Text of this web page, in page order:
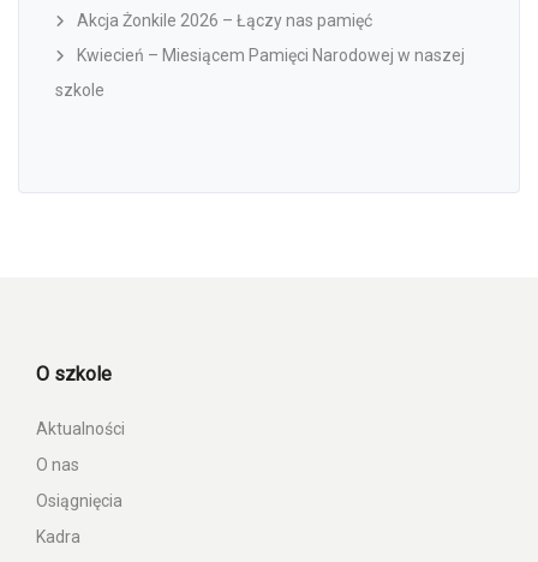
Akcja Żonkile 2026 – Łączy nas pamięć
Kwiecień – Miesiącem Pamięci Narodowej w naszej
szkole
O szkole
Aktualności
O nas
Osiągnięcia
Kadra